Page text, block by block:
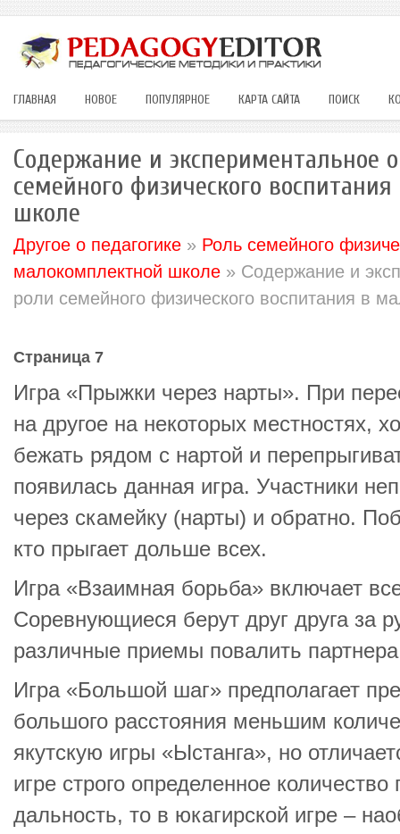
ГЛАВНАЯ НОВОЕ ПОПУЛЯРНОЕ КАРТА САЙТА ПОИСК
Содержание и экспериментальное
семейного физического
школе
Другое о педагогике » Роль семейного
малокомплектной школе » Содержание и
роли семейного физического воспитания в
Страница 7
Игра «Прыжки через нарты». При
на другое на некоторых местностях,
бежать рядом с нартой и
появилась данная игра. Участники
через скамейку (нарты) и обратно.
кто прыгает дольше всех.
Игра «Взаимная борьба» включает
Соревнующиеся берут друг друга за
различные приемы повалить
Игра «Большой шаг» предполагает
большого расстояния меньшим
якутскую игры «Ыстанга», но
игре строго определенное
дальность, то в юкагирской игре –